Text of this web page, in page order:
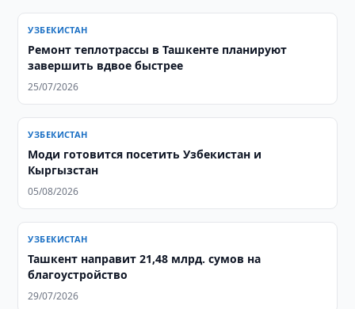
УЗБЕКИСТАН
Ремонт теплотрассы в Ташкенте планируют
завершить вдвое быстрее
25/07/2026
УЗБЕКИСТАН
Моди готовится посетить Узбекистан и
Кыргызстан
05/08/2026
УЗБЕКИСТАН
​​​​​​​Ташкент направит 21,48 млрд. сумов на
благоустройство
29/07/2026